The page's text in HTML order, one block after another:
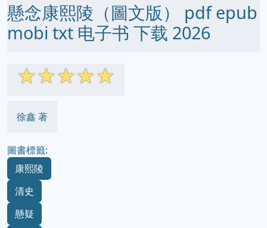
懸念康熙陵（圖文版） pdf epub
mobi txt 电子书 下载 2026
☆☆☆☆☆
徐鑫 著
圖書標籤:
康熙陵
清史
懸疑